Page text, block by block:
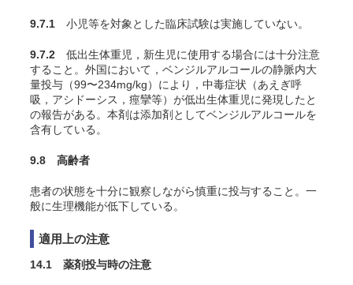
9.7.1 小児等を対象とした臨床試験は実施していない。
9.7.2 低出生体重児，新生児に使用する場合には十分注意
すること。外国において，ベンジルアルコールの静脈内大
量投与（99〜234mg/kg）により，中毒症状（あえぎ呼
吸，アシドーシス，痙攣等）が低出生体重児に発現したと
の報告がある。本剤は添加剤としてベンジルアルコールを
含有している。
9.8 高齢者
患者の状態を十分に観察しながら慎重に投与すること。一
般に生理機能が低下している。
適用上の注意
14.1 薬剤投与時の注意